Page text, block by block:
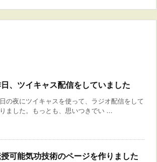
、ツイキャス配信をしていました
の夜にツイキャスを使って、ラジオ配信をして
ました。もっとも、思いつきでい ...
可能気功技術のページを作りました